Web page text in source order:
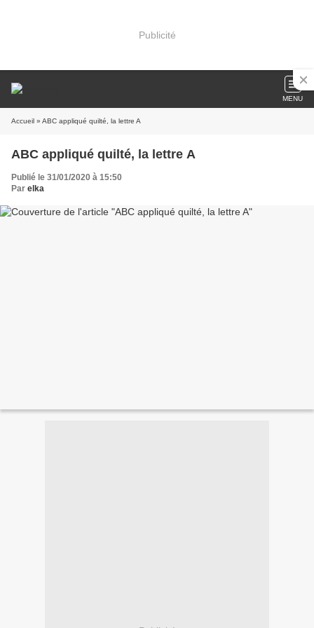
Publicité
MENU
Accueil » ABC appliqué quilté, la lettre A
ABC appliqué quilté, la lettre A
Publié le 31/01/2020 à 15:50
Par elka